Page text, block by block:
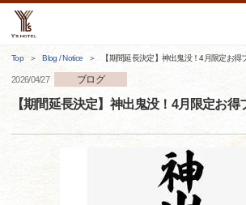
Top Blog / Notice 【期間延長決定】神出鬼没！4月限定お得
2026/04/27 ブログ
【期間延長決定】神出鬼没！4月限定お得